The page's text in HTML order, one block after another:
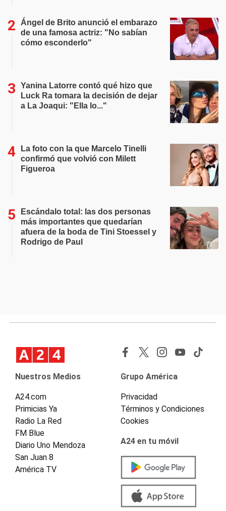
Ángel de Brito anunció el embarazo
de una famosa actriz: "No sabían
cómo esconderlo"
Yanina Latorre contó qué hizo que
Luck Ra tomara la decisión de dejar
a La Joaqui: "Ella lo..."
La foto con la que Marcelo Tinelli
confirmó que volvió con Milett
Figueroa
Escándalo total: las dos personas
más importantes que quedarían
afuera de la boda de Tini Stoessel y
Rodrigo de Paul
Nuestros Medios
A24.com
Primicias Ya
Radio La Red
FM Blue
Diario Uno Mendoza
San Juan 8
América TV
Grupo América
Privacidad
Términos y Condiciones
Cookies
A24 en tu móvil